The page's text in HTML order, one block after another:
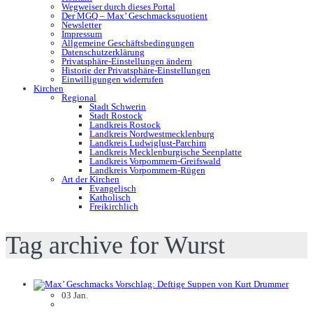
Wegweiser durch dieses Portal
Der MGQ – Max’ Geschmacksquotient
Newsletter
Impressum
Allgemeine Geschäftsbedingungen
Datenschutzerklärung
Privatsphäre-Einstellungen ändern
Historie der Privatsphäre-Einstellungen
Einwilligungen widerrufen
Kirchen
Regional
Stadt Schwerin
Stadt Rostock
Landkreis Rostock
Landkreis Nordwestmecklenburg
Landkreis Ludwiglust-Parchim
Landkreis Mecklenburgische Seenplatte
Landkreis Vorpommern-Greifswald
Landkreis Vorpommern-Rügen
Art der Kirchen
Evangelisch
Katholisch
Freikirchlich
Tag archive for Wurst
03 Jan.